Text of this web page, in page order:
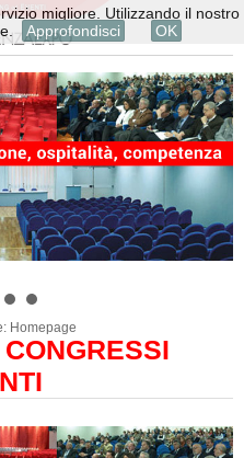
Homepage
migliore. Utilizzando il nostro
Approfondisci OK